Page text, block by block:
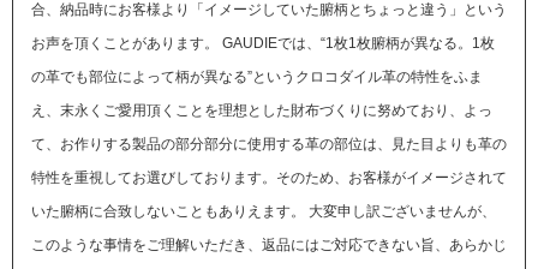
合、納品時にお客様より「イメージしていた腑柄とちょっと違う」という
お声を頂くことがあります。
GAUDIEでは、“1枚1枚腑柄が異なる。1枚
の革でも部位によって柄が異なる”というクロコダイル革の特性をふま
え、末永くご愛用頂くことを理想とした財布づくりに努めており、よっ
て、お作りする製品の部分部分に使用する革の部位は、見た目よりも革の
特性を重視してお選びしております。そのため、お客様がイメージされて
いた腑柄に合致しないこともありえます。
大変申し訳ございませんが、
このような事情をご理解いただき、返品にはご対応できない旨、あらかじ